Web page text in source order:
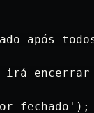
após
fechado');